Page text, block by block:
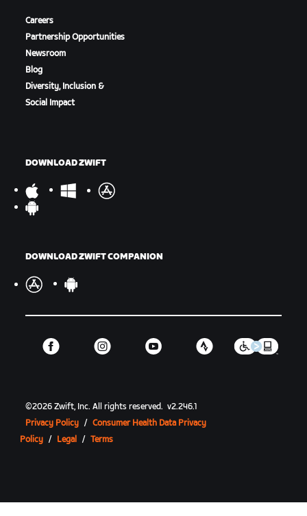
Careers
Partnership Opportunities
Newsroom
Blog
Diversity, Inclusion &
Social Impact
DOWNLOAD ZWIFT
DOWNLOAD ZWIFT COMPANION
©2026 Zwift, Inc.All rights reserved. v2.246.1
Privacy Policy / Consumer Health Data Privacy
Policy / Legal / Terms